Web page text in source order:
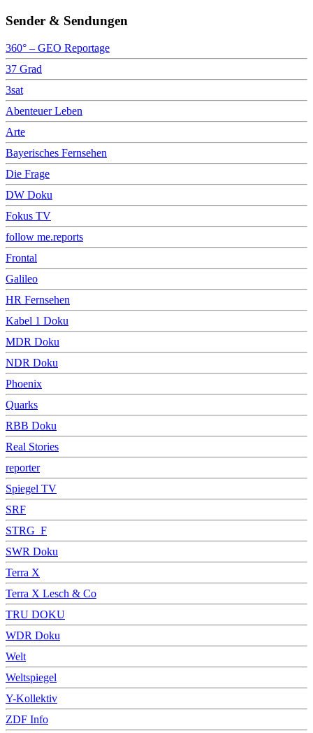
Sender & Sendungen
360° – GEO Reportage
37 Grad
3sat
Abenteuer Leben
Arte
Bayerisches Fernsehen
Die Frage
DW Doku
Fokus TV
follow me.reports
Frontal
Galileo
HR Fernsehen
Kabel 1 Doku
MDR Doku
NDR Doku
Phoenix
Quarks
RBB Doku
Real Stories
reporter
Spiegel TV
SRF
STRG_F
SWR Doku
Terra X
Terra X Lesch & Co
TRU DOKU
WDR Doku
Welt
Weltspiegel
Y-Kollektiv
ZDF Info